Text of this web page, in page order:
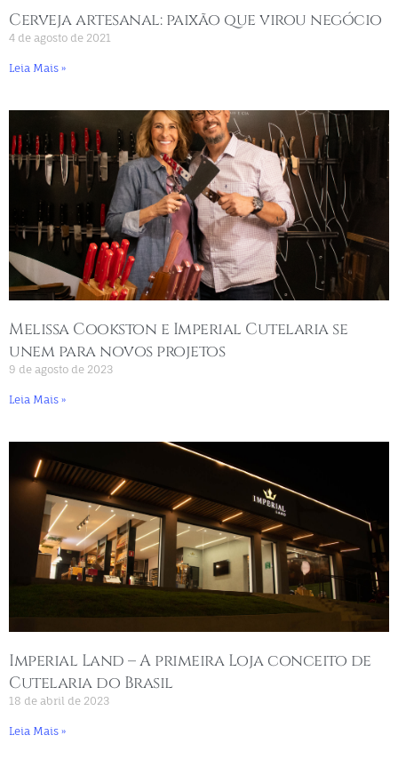
Cerveja artesanal: paixão que virou negócio
4 de agosto de 2021
Leia Mais »
Melissa Cookston e Imperial Cutelaria se
unem para novos projetos
9 de agosto de 2023
Leia Mais »
Imperial Land – A primeira Loja conceito de
Cutelaria do Brasil
18 de abril de 2023
Leia Mais »